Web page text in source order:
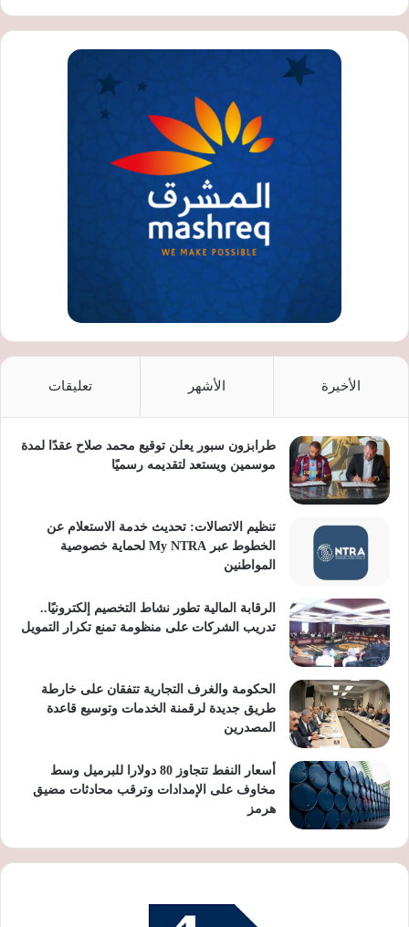
الأخيرة الأشهر تعليقات
طرابزون سبور يعلن توقيع محمد صلاح عقدًا لمدة
موسمين ويستعد لتقديمه رسميًا
تنظيم الاتصالات: تحديث خدمة الاستعلام عن
الخطوط عبر My NTRA لحماية خصوصية
المواطنين
الرقابة المالية تطور نشاط التخصيم إلكترونيًا..
تدريب الشركات على منظومة تمنع تكرار التمويل
الحكومة والغرف التجارية تتفقان على خارطة
طريق جديدة لرقمنة الخدمات وتوسيع قاعدة
المصدرين
أسعار النفط تتجاوز 80 دولارا للبرميل وسط
مخاوف على الإمدادات وترقب محادثات مضيق
هرمز